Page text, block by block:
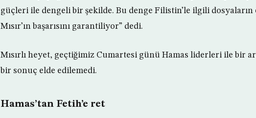
güçleri ile dengeli bir şekilde. Bu denge Filistin’le ilgili dosyaların
Mısır’ın başarısını garantiliyor” dedi.
Mısırlı heyet, geçtiğimiz Cumartesi günü Hamas liderleri ile bir
bir sonuç elde edilemedi.
Hamas’tan Fetih’e ret